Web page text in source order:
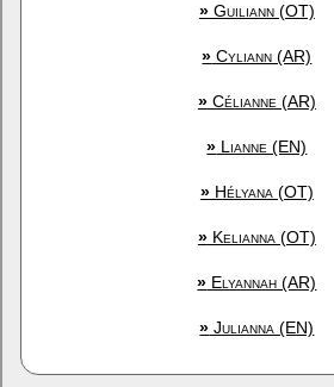
»Guiliann (OT)
» Cyliann (AR)
»Célianne (AR)
» Lianne (EN)
»Hélyana (OT)
»Kelianna (OT)
» Elyannah (AR)
» Julianna (EN)